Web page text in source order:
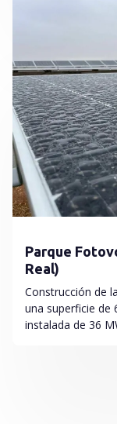
Parque
Real)
Construcción de
una superficie de
instalada de 36